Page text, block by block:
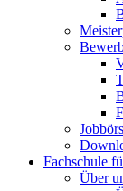
Fachschule
Über